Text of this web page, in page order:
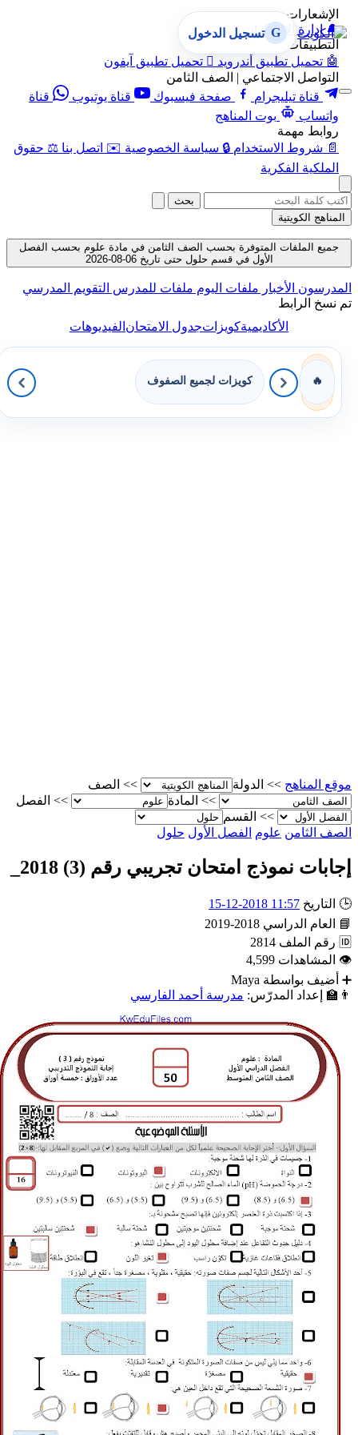
الإشعارات
🔔 إدارة الإشعارات
التطبيقات
تحميل تطبيق أندرويد  تحميل تطبيق آيفون
التواصل الاجتماعي | الصف الثامن
قناة تيليجرام
صفحة فيسبوك قناة يوتيوب
قناة
واتساب
بوت المناهج
روابط مهمة
شروط الاستخدام 🔒 سياسة الخصوصية ✉️ اتصل بنا ⚖️ حقوق
الملكية الفكرية
G تسجيل الدخول
بحث
المناهج الكويتية
جميع الملفات المتوفرة بحسب الصف الثامن في مادة علوم بحسب الفصل
الأول في قسم حلول حتى تاريخ 06-08-2026
الأخبارملفات اليومملفات للمدرسالتقويم المدرسي
نسخ الرابط
الأكاديميةكويزاتجدول الامتحانالفيديوهات
كويزات لجميع الصفوف
المناهج >> الدولة >> الصف
>> المادة >> الفصل
>> القسم
الثامن علوم الفصل الأول حلول
نموذج امتحان تجريبي رقم (3) 2018_
التاريخ 11:57 2018-12-15
العام الدراسي 2018-2019
رقم الملف 2814
المشاهدات 4,599
أضيف بواسطة Maya
إعداد المدرّس: مدرسة أحمد الفارسي